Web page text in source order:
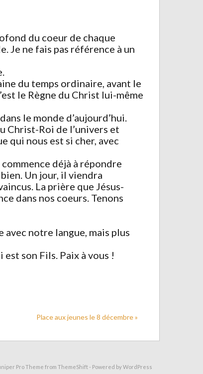
du coeur de chaque
Je ne fais pas référence à un
du temps ordinaire, avant le
le Règne du Christ lui-même
le monde d’aujourd’hui.
Christ-Roi de l’univers et
qui nous est si cher, avec
déjà à répondre
Un jour, il viendra
La prière que Jésus-
dans nos coeurs. Tenons
notre langue, mais plus
son Fils. Paix à vous !
Place aux jeunes le 8 décembre »
Pro Theme from ThemeShift- Powered byWordPress